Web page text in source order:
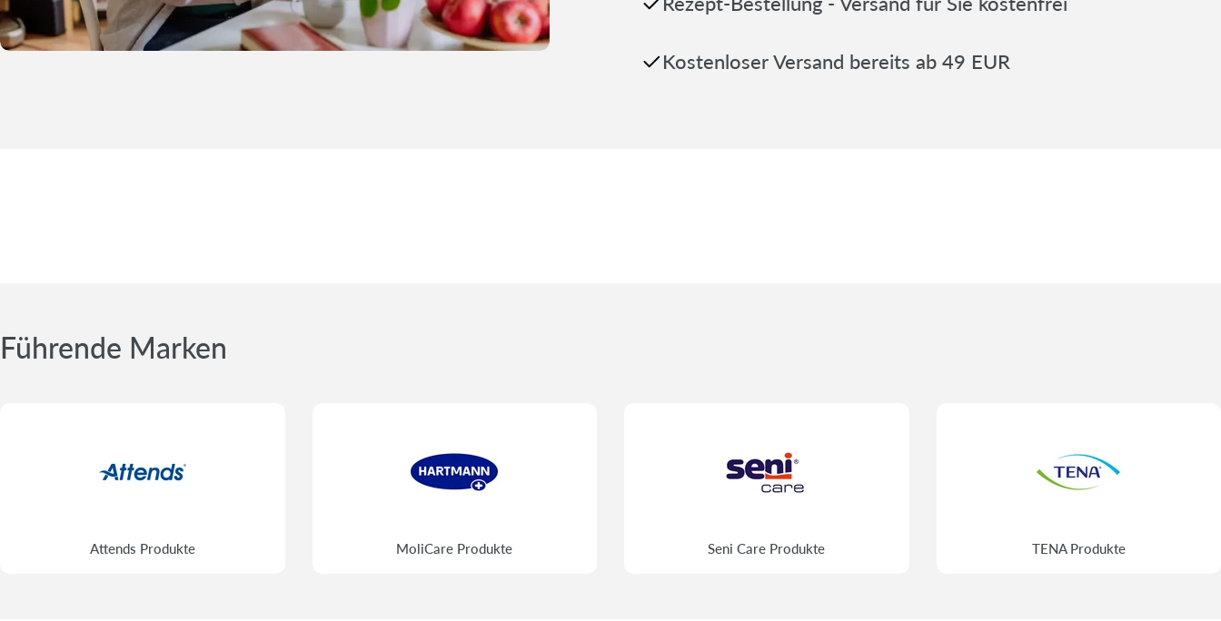
Kostenloser Versand bereits ab 49 EUR
Führende Marken
Attends Produkte MoliCare Produkte Seni Care Produkte TENA Produkte